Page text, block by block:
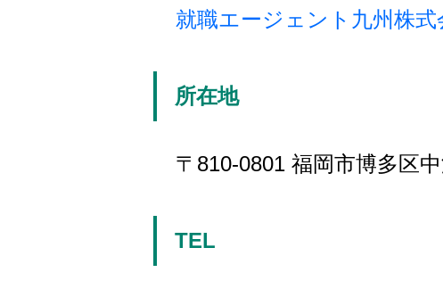
就職エージェント九州株式
所在地
〒810-0801 福岡市博多区
TEL